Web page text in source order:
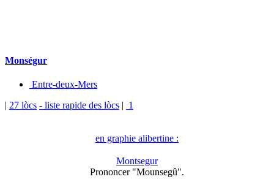
Monségur
Entre-deux-Mers
| 27 lòcs - liste rapide des lòcs | 1
en graphie alibertine :
Montsegur
Prononcer "Mounsegû".